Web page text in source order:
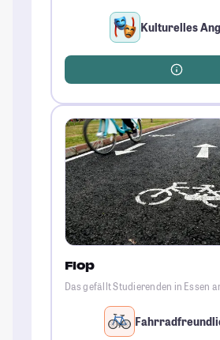
Kulturelles
Flop
Das gefällt Studierenden in Essen